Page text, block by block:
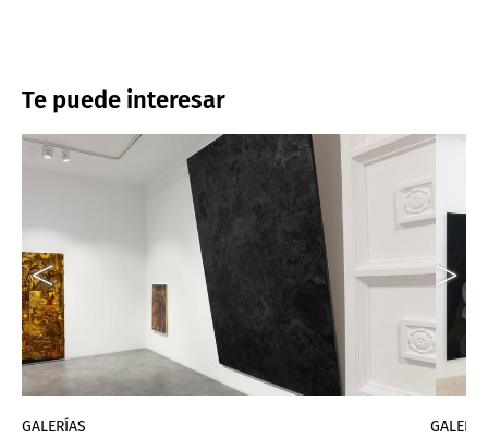
Te puede interesar
GALERÍAS